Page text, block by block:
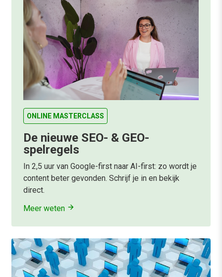
ONLINE MASTERCLASS
De nieuwe SEO- & GEO-
spelregels
In 2,5 uur van Google-first naar AI-first: zo wordt je
content beter gevonden. Schrijf je in en bekijk
direct.
Meer weten